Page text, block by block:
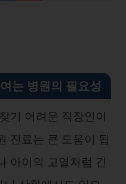
는 병원의 필요성
기 어려운 직장인이
진료는 큰 도움이 됩
아이의 고열처럼 긴